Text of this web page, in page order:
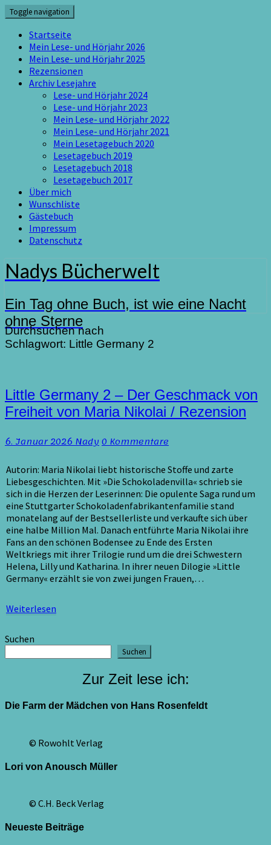
Skip
to
content
Toggle navigation
Startseite
Mein Lese- und Hörjahr 2026
Mein Lese- und Hörjahr 2025
Rezensionen
Archiv Lesejahre
Lese- und Hörjahr 2024
Lese- und Hörjahr 2023
Mein Lese- und Hörjahr 2022
Mein Lese- und Hörjahr 2021
Mein Lesetagebuch 2020
Lesetagebuch 2019
Lesetagebuch 2018
Lesetagebuch 2017
Über mich
Wunschliste
Gästebuch
Impressum
Datenschutz
Nadys Bücherwelt
Ein Tag ohne Buch, ist wie eine Nacht
ohne Sterne
Durchsuchen nach
Schlagwort: Little Germany 2
Little
Germany
2
Der
von
Freiheit
von
Maria
Nikolai
/
Rezension
Little Germany 2 – Der Geschmack von
Freiheit von Maria Nikolai / Rezension
6. Januar 2026NadyKommentare
0 Kommentare
Autorin: Maria Nikolai liebt historische Stoffe und zarte
Liebesgeschichten. Mit »Die Schokoladenvilla« schrieb sie
sich in die Herzen der Leserinnen: Die opulente Saga rund um
eine Stuttgarter Schokoladenfabrikantenfamilie stand
monatelang auf der Bestsellerliste und verkaufte sich über
eine halbe Million Mal. Danach entführte Maria Nikolai ihre
Fans an den schönen Bodensee zu Ende des Ersten
Weltkriegs mit ihrer Trilogie rund um die drei Schwestern
Helena, Lilly und Katharina. In ihrer neuen Dilogie »Little
Germany« erzählt sie von zwei jungen Frauen,…
Weiterlesen
Suchen
Suchen
Zur Zeit lese ich:
Die Farm der Mädchen von Hans Rosenfeldt
© Rowohlt Verlag
Lori von Anousch Müller
© C.H. Beck Verlag
Neueste Beiträge